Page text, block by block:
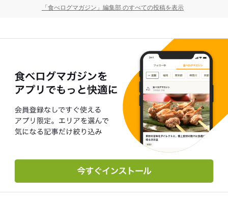
「食べログマガジン」編集部 のすべての投稿を表示